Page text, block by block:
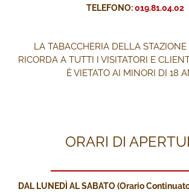
TELEFONO:019.81.04.02
LA TABACCHERIA DELLA
RICORDA A TUTTI I VISITATORI E
È VIETATO AI MINORI DI 18
ORARI DI
DAL LUNEDÌ AL SABATO (Orario